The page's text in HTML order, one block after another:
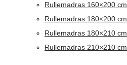
Rullemadras 160×200 cm
Rullemadras 180×200 cm
Rullemadras 180×210 cm
Rullemadras 210×210 cm